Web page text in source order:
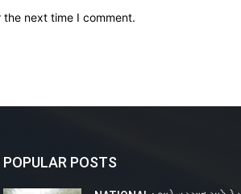
next time I comment.
POPULAR POSTS